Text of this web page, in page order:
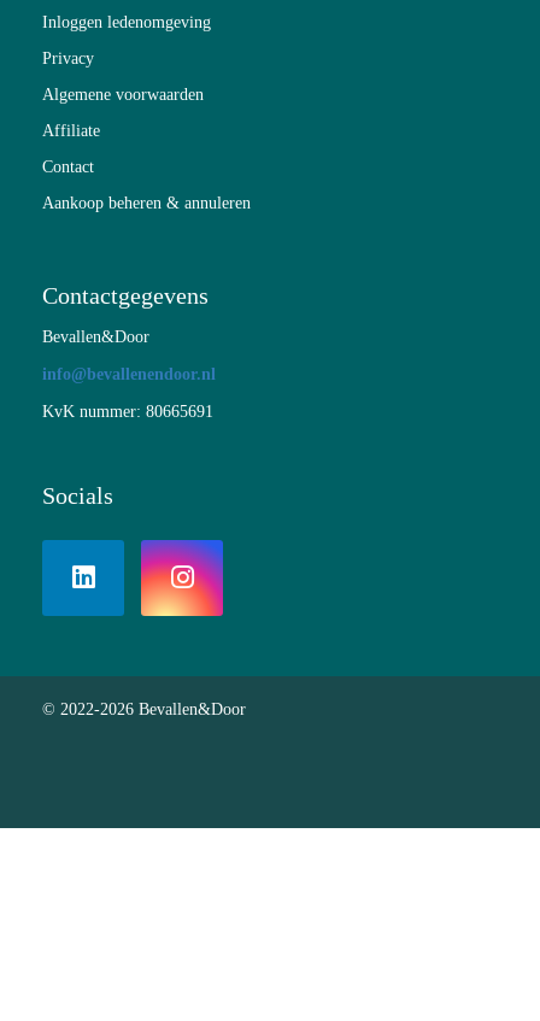
Inloggen ledenomgeving
Privacy
Algemene voorwaarden
Affiliate
Contact
Aankoop beheren & annuleren
Contactgegevens
Bevallen&Door
info@bevallenendoor.nl
KvK nummer: 80665691
Socials
© 2022-2026 Bevallen&Door